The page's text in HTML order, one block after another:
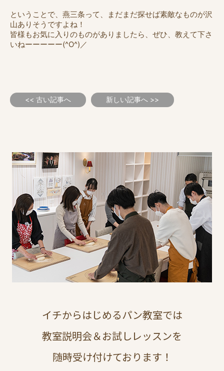
ということで、燕三条って、まだまだ探せば素敵なものが沢
山ありそうですよね！
皆様もお気に入りのものがありましたら、ぜひ、教えて下さ
いねーーーーー(^O^)／
<< 古い記事へ 新しい記事へ >>
イチからはじめるパン教室では
教室説明会＆お試しレッスンを
随時受け付けております！